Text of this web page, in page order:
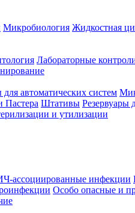
Микробиология Жидкостная
Лабораторные
автоматических систем
Пастера Штативы Резервуары
и утилизации
ассоциированные инфекции
Особо опасные и